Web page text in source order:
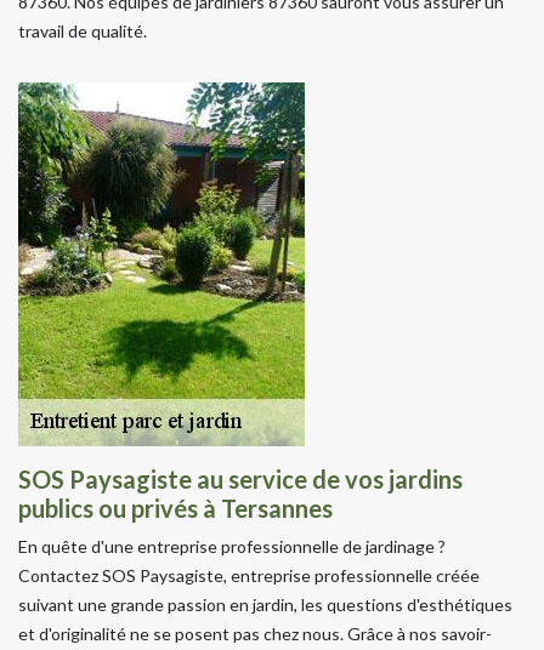
travail de qualité.
SOS Paysagiste au service de vos jardins
publics ou privés à Tersannes
En quête d'une entreprise professionnelle de jardinage ?
Contactez SOS Paysagiste, entreprise professionnelle créée
suivant une grande passion en jardin, les questions d'esthétiques
et d'originalité ne se posent pas chez nous. Grâce à nos savoir-